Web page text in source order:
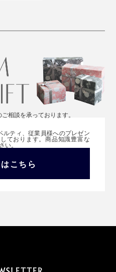
相談を承っております。
ルティ、従業員様へのプレゼン
ております。商品知識豊富な
い。
こちら